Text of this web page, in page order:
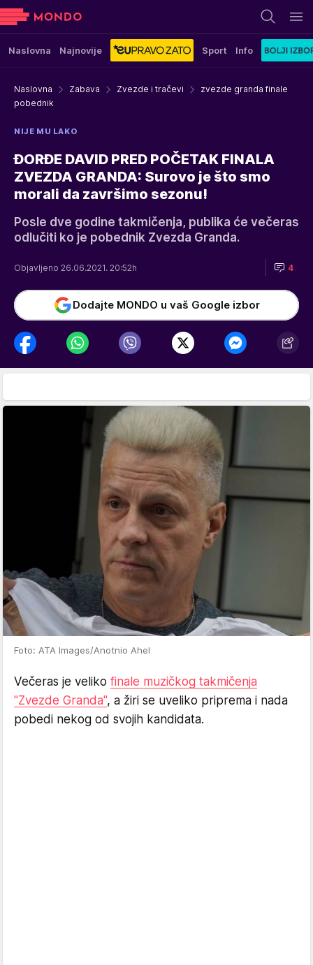
Naslovna Najnovije Sport Info
Naslovna Zabava Zvezde i tračevi
zvezde granda finale
pobednik
NIJE MU LAKO
ĐORĐE DAVID PRED POČETAK FINALA
ZVEZDA GRANDA: Surovo je što smo
morali da završimo sezonu!
Posle dve godine takmičenja, publika će večeras
odlučiti ko je pobednik Zvezda Granda.
Objavljeno 26.06.2021. 20:52h 4
Dodajte MONDO u vaš Google izbor
Foto: ATA Images/Anotnio Ahel
Večeras je veliko finale muzičkog takmičenja
"Zvezde Granda", a žiri se uveliko priprema i nada
pobedi nekog od svojih kandidata.